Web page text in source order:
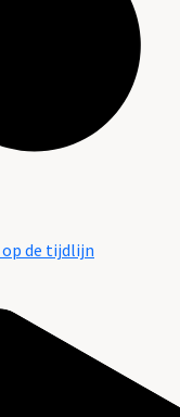
de tijdlijn